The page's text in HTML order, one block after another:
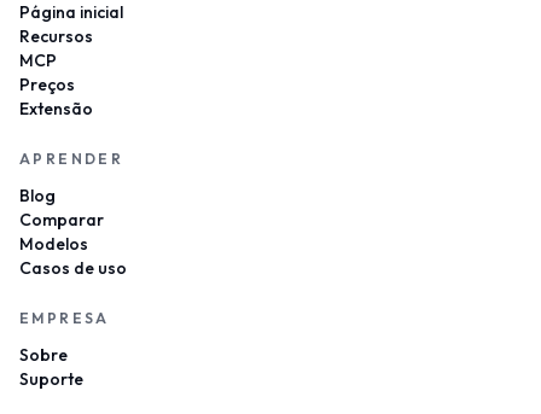
Página inicial
Recursos
MCP
Preços
Extensão
APRENDER
Blog
Comparar
Modelos
Casos de uso
EMPRESA
Sobre
Suporte